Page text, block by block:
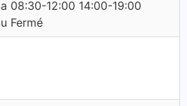
08:30-12:00 14:00-19:00
Fermé